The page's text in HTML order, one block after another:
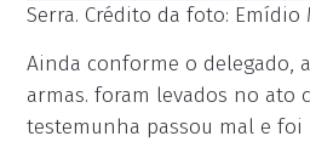
Serra. Crédito da foto: Emídio
Ainda conforme o delegado,
armas. foram levados no ato
testemunha passou mal e foi